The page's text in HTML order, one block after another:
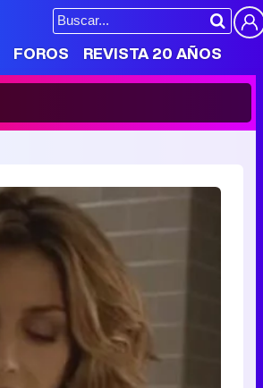
FOROS REVISTA 20 AÑOS